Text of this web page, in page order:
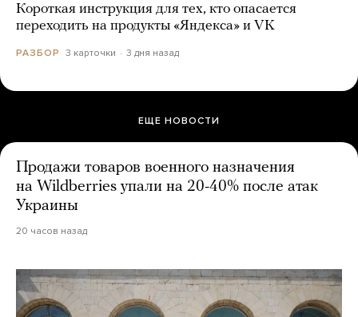
Короткая инструкция для тех, кто опасается
переходить на продукты «Яндекса» и VK
РАЗБОР 3 карточки 3 дня назад
ЕЩЕ НОВОСТИ
Продажи товаров военного назначения
на Wildberries упали на 20-40% после атак
Украины
20 часов назад